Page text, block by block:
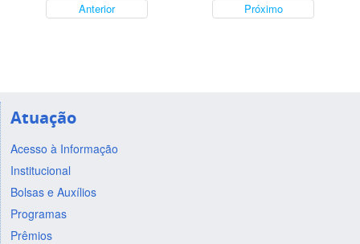
Anterior Próximo
Atuação
Acesso à Informação
Institucional
Bolsas e Auxílios
Programas
Prêmios